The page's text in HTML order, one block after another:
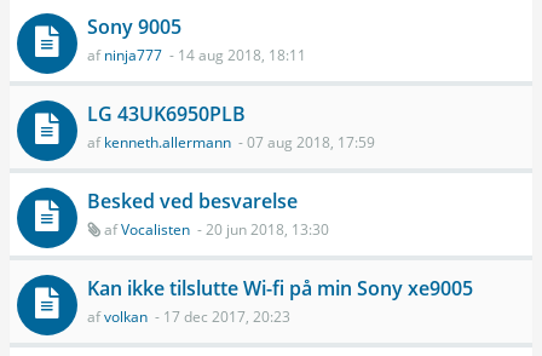
Sony 9005
afninja777 - 14 aug 2018, 18:11
LG 43UK6950PLB
afkenneth.allermann - 07 aug 2018, 17:59
Besked ved besvarelse
afVocalisten - 20 jun 2018, 13:30
Kan ikke tilslutte Wi-fi på min Sony xe9005
afvolkan - 17 dec 2017, 20:23